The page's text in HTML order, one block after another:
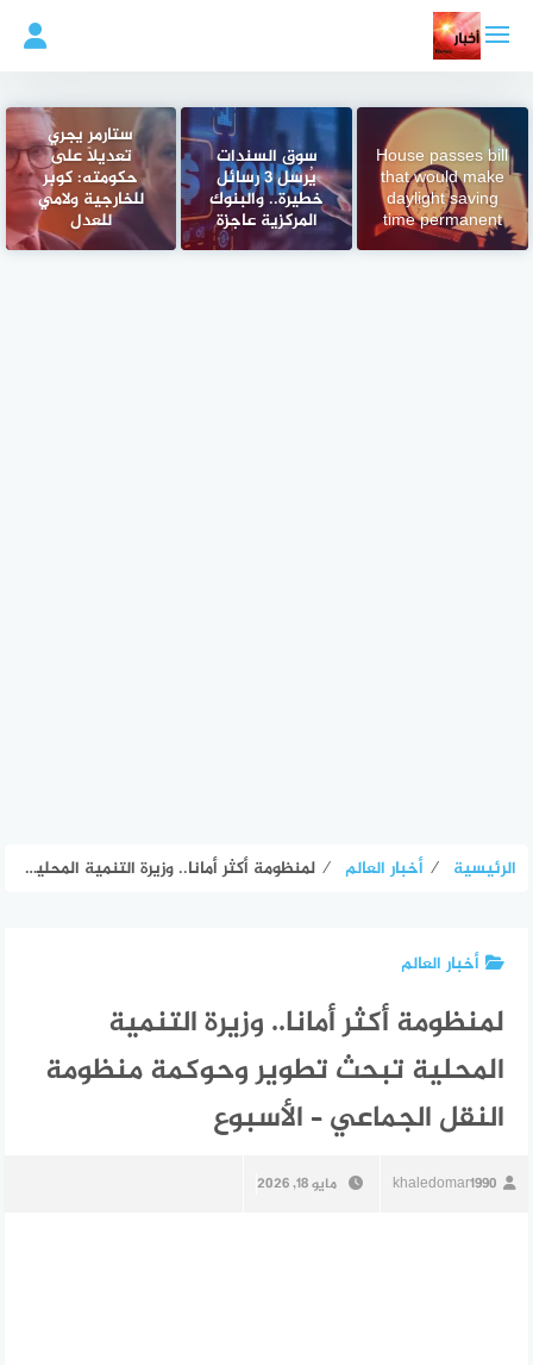
المحتوى
House passes bill
that would make
daylight saving
time permanent
سوق السندات
يُرسل 3 رسائل
خطيرة.. والبنوك
المركزية عاجزة
ستارمر يجري
تعديلاً على
حكومته: كوبر
للخارجية ولامي
للعدل
الرئيسية ⁄ أخبار العالم ⁄ لمنظومة أكثر أمانا.. وزيرة التنمية المحلية تبحث تطوير وحوكمة منظومة النقل الجماعي – الأسبوع
أخبار العالم
لمنظومة أكثر أمانا.. وزيرة التنمية
المحلية تبحث تطوير وحوكمة منظومة
النقل الجماعي – الأسبوع
khaledomar1990 مايو 18, 2026